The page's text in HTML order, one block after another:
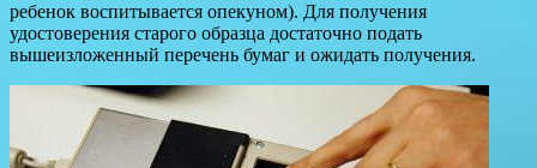
ребенок воспитывается опекуном). Для получения
удостоверения старого образца достаточно подать
вышеизложенный перечень бумаг и ожидать получения.